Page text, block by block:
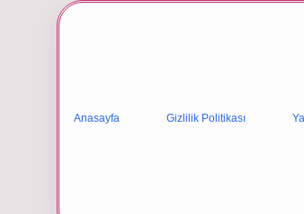
Anasayfa Gizlilik Politikası